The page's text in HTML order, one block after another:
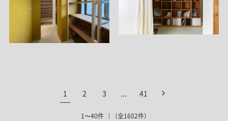
1 2 3 41
1〜40件 （全1602件）